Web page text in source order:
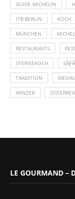
GUIDE MICHELIN
ITB BERLIN KOCH
MÜNCHEN
RESTAURANTS
STERNEKOCH
TRADITION
WINZER
LE GOURMAND –